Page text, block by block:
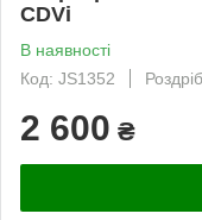
CDVi
В наявності
Код: JS1352
Роздріб
2 600 ₴